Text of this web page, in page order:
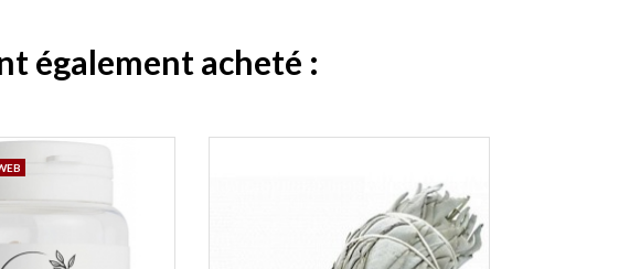
également acheté :